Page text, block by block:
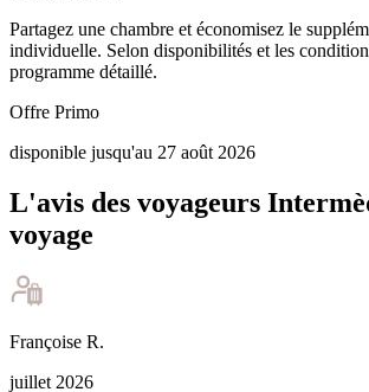
Partagez une chambre et économisez le
individuelle. Selon disponibilités et les
programme détaillé.
Offre Primo
disponible jusqu'au 27 août 2026
L'avis des voyageurs
voyage
Françoise R.
juillet 2026